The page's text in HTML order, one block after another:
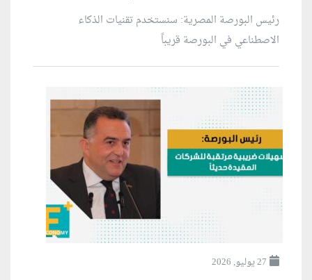
رئيس البورصة المصرية: سنستخدم تقنيات الذكاء
الاصطناعي في البورصة قريباً
27 يوليو, 2026